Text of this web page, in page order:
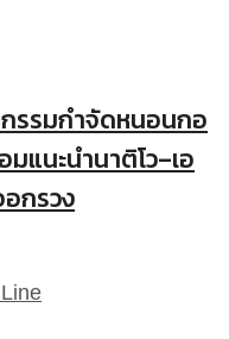
กรรมกำจัดหนอนกอ
แนะนำนาติโว–เอ
กรวง
Line